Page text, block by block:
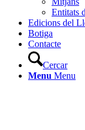
Entitats
Edicions del
Botiga
Contacte
Cercar
Menu Menu